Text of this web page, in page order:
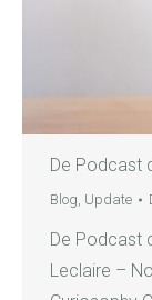
De Podcast
Blog, Update
De Podcast
Leclaire –